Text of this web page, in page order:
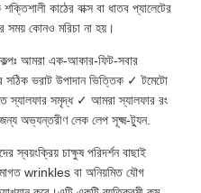
কাঠের বাক্স বা ধাতব প্যালেটের
সময় কোনও মরিচা না হয়।
আমরা এক-আকার-ফিট-সবার
সঠিক ভরাট উপাদান ভিত্তিক ✓ টমেটো
সমৃদ্ধ ✓ আমরা স্যালফার রং
অভ্যন্তরীণ লেক লেপ সূক্ষ্ম-ট্যুন.
স্বয়ংক্রিয় চাক্ষুষ পরিদর্শন বাছাই
wrinkles বা অনিয়মিত যৌগ